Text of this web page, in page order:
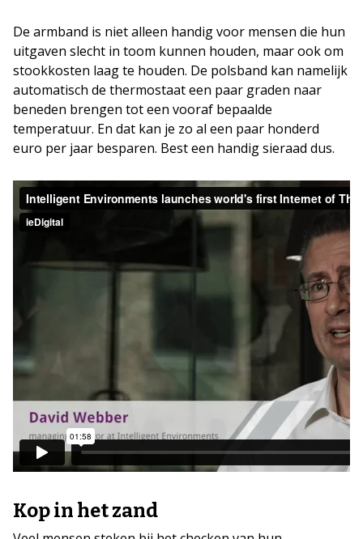
De armband is niet alleen handig voor mensen die hun
uitgaven slecht in toom kunnen houden, maar ook om
stookkosten laag te houden. De polsband kan namelijk
automatisch de thermostaat een paar graden naar
beneden brengen tot een vooraf bepaalde
temperatuur. En dat kan je zo al een paar honderd
euro per jaar besparen. Best een handig sieraad dus.
Kop in het zand